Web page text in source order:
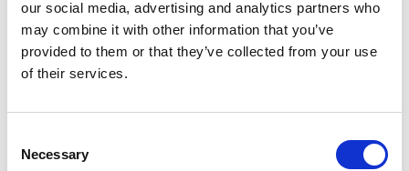
our social media, advertising and analytics partners who
may combine it with other information that you’ve
provided to them or that they’ve collected from your use
of their services.
Selection
Necessary
Ontdek het historische vestingstadje Heusden tijdens een
begeleide stadswandeling en sluit af met een bijzonder
bezoek aan Het Gouverneurshuis. Dit complete
groepsarrangement combineert cultuur, historie en